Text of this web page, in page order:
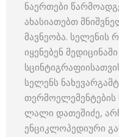
ნაერთები
ახასიათებთ
მავნეობა. სელენის
იყენებენ
სელენს
თერმოელემენტების
ლალი დათეშიძე,
ენციკლოპედიური